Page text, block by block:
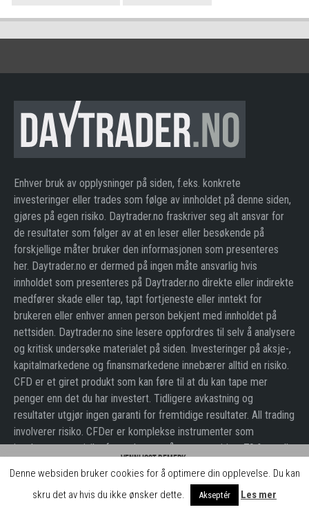
Enhver bruk av opplysninger på siden, f.eks. konkrete
investeringer eller trades som følge av innholdet på denne siden,
gjøres på egen risiko. Daytrader.no fraskriver seg alt ansvar for
de resultater som følger av at en leser eller besøkende på
forskjellige måter bruker den informasjonen som presenteres
her. Daytrader.no er dermed på ingen måte ansvarlig hvis
innholdet som presenteres på Daytrader.no direkte eller indirekte
medfører skade eller tap, tapt fortjeneste eller inntekt for
brukeren eller enhver annen person bekjent med innholdet på
nettsiden. Daytrader.no sine lesere oppfordres til selv å analysere
og kritisk undersøke materialet på siden. Investeringer på aksje-,
kapitalmarkedene og finansmarkedene innebærer alltid en risiko.
CFD er et giret produkt som kan føre til at du kan tape mer
penger enn det du har investert. Tidligere avkastning og
resultater utgjør ingen garanti for fremtidige resultater. All trading
involverer risiko. CFDer er komplekse instrumenter som
innebærer stor risiko for raske tap på grunn av giring. 79 % av alle
leverandøren. Du burde tenke etter om du forstår hvordan CFDer
fungerer og om du har råd til den høye risikoen for å tape penger.
Denne websiden bruker cookies for å optimere din opplevelse. Du kan
skru det av hvis du ikke ønsker dette.
Akseptér Les mer
Vennligst bemerk:
Daytrader.no mottar betaling for omtale av nettmeglerne som er nevnt på siden.
Betalingen gjør at vi kan utvikle siden og gjøre innhold og aktiviteter gratis for
brukerne.
Lukk